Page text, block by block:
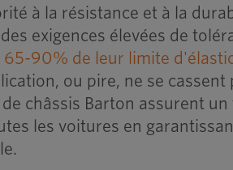
à la résistance et à la
exigences élevées de
65-90% de leur limite
ou pire, ne se cassent
châssis Barton assurent un
les voitures en